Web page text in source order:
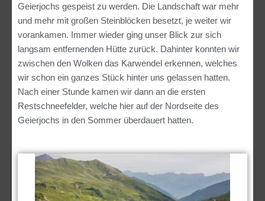
Geierjochs gespeist zu werden. Die Landschaft war mehr
und mehr mit großen Steinblöcken besetzt, je weiter wir
vorankamen. Immer wieder ging unser Blick zur sich
langsam entfernenden Hütte zurück. Dahinter konnten wir
zwischen den Wolken das Karwendel erkennen, welches
wir schon ein ganzes Stück hinter uns gelassen hatten.
Nach einer Stunde kamen wir dann an die ersten
Restschneefelder, welche hier auf der Nordseite des
Geierjochs in den Sommer überdauert hatten.